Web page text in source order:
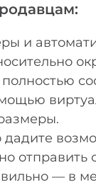
и
отправить
— в